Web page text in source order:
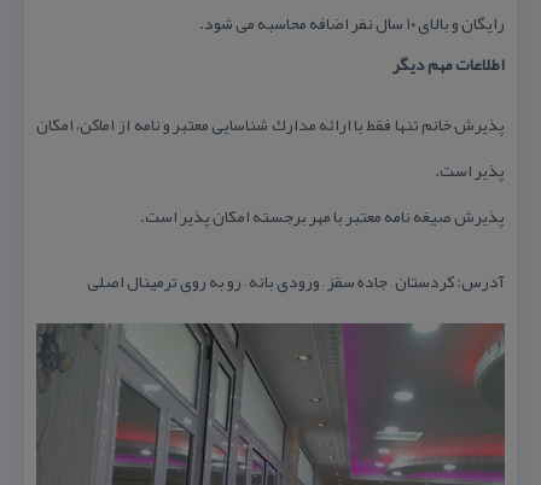
رایگان و بالای ۱۰ سال نفر اضافه محاسبه می شود.
اطلاعات مهم دیگر
پذیرش خانم تنها فقط با ارائه مدارك شناسایی معتبر و نامه از اماكن، امكان
پذیر است.
پذیرش صیغه نامه معتبر با مهر برجسته امكان پذیر است.
آدرس: كردستان – جاده سقز – ورودی بانه – رو به روی ترمینال اصلی